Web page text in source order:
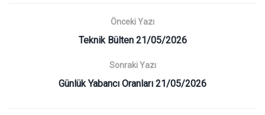
Önceki Yazı
Teknik Bülten 21/05/2026
Sonraki Yazı
Günlük Yabancı Oranları 21/05/2026